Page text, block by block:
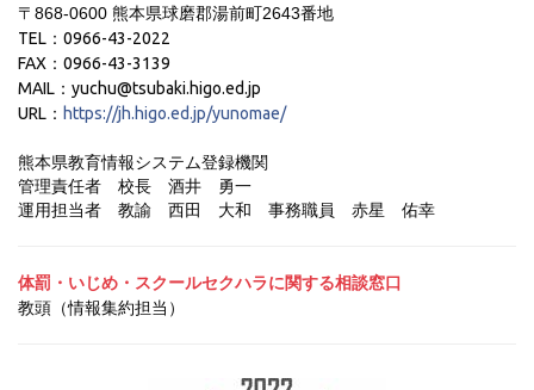
〒868-0600 熊本県球磨郡湯前町2643番地
TEL：0966-43-2022
FAX：0966-43-3139
MAIL：yuchu@tsubaki.higo.ed.jp
URL： https://jh.higo.ed.jp/yunomae/
熊本県教育情報システム登録機関
管理責任者 校長 酒井 勇一
運用担当者 教諭 西田 大和 事務職員 赤星 佑幸
体罰・いじめ・スクールセクハラに関する相談窓口
教頭（情報集約担当）